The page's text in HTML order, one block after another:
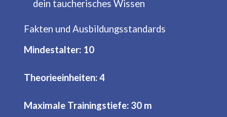
dein taucherisches Wissen
Fakten und Ausbildungsstandards
Mindestalter: 10
Theorieeinheiten: 4
Maximale Trainingstiefe: 30 m